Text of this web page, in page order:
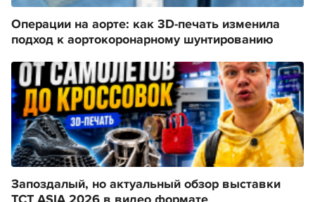
Операции на аорте: как 3D-печать изменила
подход к аортокоронарному шунтированию
Запоздалый, но актуальный обзор выставки